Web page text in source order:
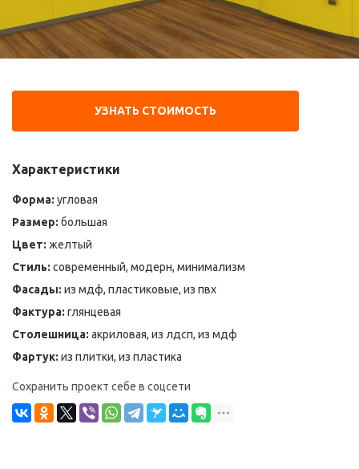
УЗНАТЬ СТОИМОСТЬ
Характеристики
Форма: угловая
Размер: большая
Цвет: желтый
Стиль: современный, модерн, минимализм
Фасады: из мдф, пластиковые, из пвх
Фактура: глянцевая
Столешница: акриловая, из лдсп, из мдф
Фартук: из плитки, из пластика
Сохранить проект себе в соцсети